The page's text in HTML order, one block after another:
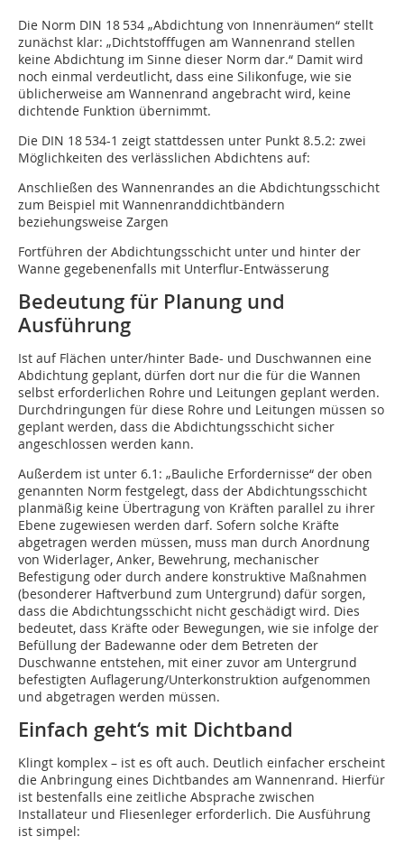
Die Norm DIN 18 534 „Abdichtung von Innenräumen“ stellt
zunächst klar: „Dichtstofffugen am Wannenrand stellen
keine Abdichtung im Sinne dieser Norm dar.“ Damit wird
noch einmal verdeutlicht, dass eine Silikonfuge, wie sie
üblicherweise am Wannenrand angebracht wird, keine
dichtende Funktion übernimmt.
Die DIN 18 534-1 zeigt stattdessen unter Punkt 8.5.2: zwei
Möglichkeiten des verlässlichen Abdichtens auf:
Anschließen des Wannenrandes an die Abdichtungsschicht
zum Beispiel mit Wannenranddichtbändern
beziehungsweise Zargen
Fortführen der Abdichtungsschicht unter und hinter der
Wanne gegebenenfalls mit Unterflur-Entwässerung
Bedeutung für Planung und
Ausführung
Ist auf Flächen unter/hinter Bade- und Duschwannen eine
Abdichtung geplant, dürfen dort nur die für die Wannen
selbst erforderlichen Rohre und Leitungen geplant werden.
Durchdringungen für diese Rohre und Leitungen müssen so
geplant werden, dass die Abdichtungsschicht sicher
angeschlossen werden kann.
Außerdem ist unter 6.1: „Bauliche Erfordernisse“ der oben
genannten Norm festgelegt, dass der Abdichtungsschicht
planmäßig keine Übertragung von Kräften parallel zu ihrer
Ebene zugewiesen werden darf. Sofern solche Kräfte
abgetragen werden müssen, muss man durch Anordnung
von Widerlager, Anker, Bewehrung, mechanischer
Befestigung oder durch andere konstruktive Maßnahmen
(besonderer Haftverbund zum Untergrund) dafür sorgen,
dass die Abdichtungsschicht nicht geschädigt wird. Dies
bedeutet, dass Kräfte oder Bewegungen, wie sie infolge der
Befüllung der Badewanne oder dem Betreten der
Duschwanne entstehen, mit einer zuvor am Untergrund
befestigten Auflagerung/Unterkonstruktion aufgenommen
und abgetragen werden müssen.
Einfach geht‘s mit Dichtband
Klingt komplex – ist es oft auch. Deutlich einfacher erscheint
die Anbringung eines Dichtbandes am Wannenrand. Hierfür
ist bestenfalls eine zeitliche Absprache zwischen
Installateur und Fliesenleger erforderlich. Die Ausführung
ist simpel: